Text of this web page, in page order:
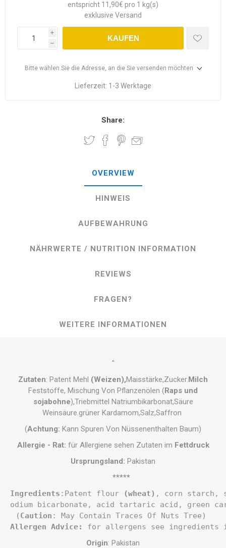
entspricht 11,90€ pro 1 kg(s)
exklusive Versand
i
h
KAUFEN
Bitte wählen Sie die Adresse, an die Sie versenden möchten
Lieferzeit: 1-3 Werktage
Share:
OVERVIEW
HINWEIS
AUFBEWAHRUNG
NÄHRWERTE / NUTRITION INFORMATION
REVIEWS
FRAGEN?
WEITERE INFORMATIONEN
"
Zutaten: Patent Mehl (Weizen),Maisstärke,Zucker.Milch
Feststoffe, Mischung Von Pflanzenölen (Raps und
sojabohne),Triebmittel Natriumbikarbonat,Säure
Weinsäure.grüner Kardamom,Salz,Saffron
(Achtung: Kann Spuren Von Nüssenenthalten Baum)
Allergie - Rat: für Allergiene sehen Zutaten im Fettdruck
Ursprungsland: Pakistan
*****
Ingredients : Patent flour (wheat) , corn starch,
odium bicarbonate, acid tartaric acid, green
(Caution : May Contain Traces Of Nuts Tree)
Allergen Advice:
for allergens see
Origin: Pakistan